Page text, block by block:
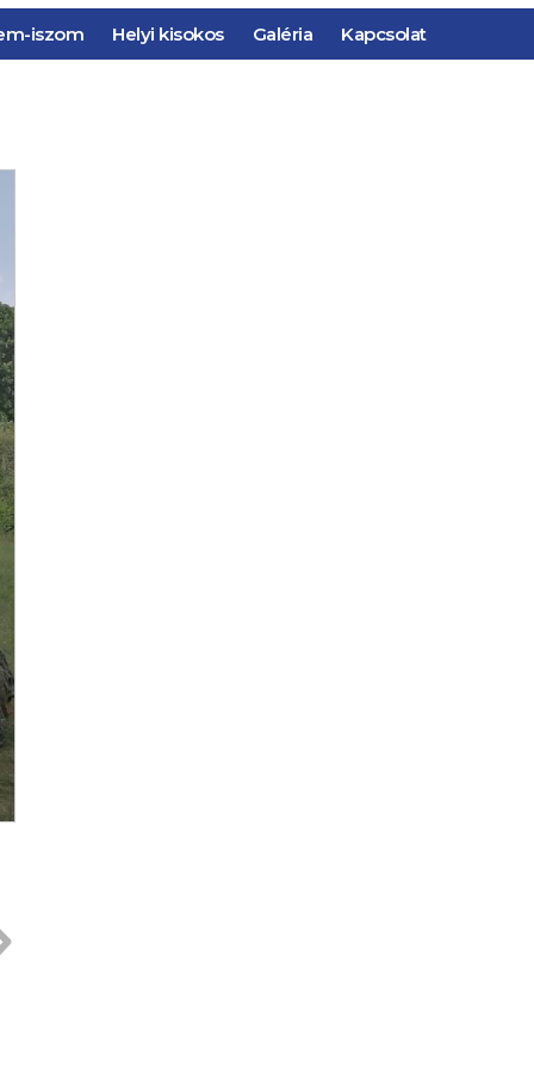
iszom Helyi kisokos Galéria Kapcsolat